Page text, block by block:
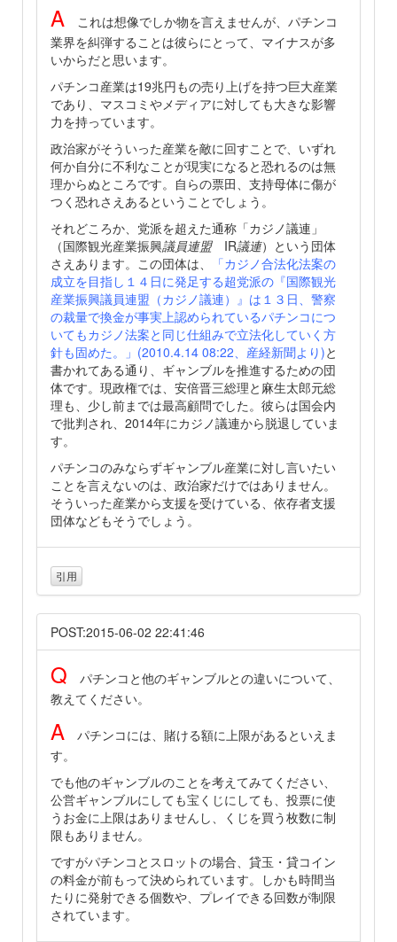
A これは想像でしか物を言えませんが、パチンコ
業界を糾弾することは彼らにとって、マイナスが多
いからだと思います。
パチンコ産業は19兆円もの売り上げを持つ巨大産業
であり、マスコミやメディアに対しても大きな影響
力を持っています。
政治家がそういった産業を敵に回すことで、いずれ
何か自分に不利なことが現実になると恐れるのは無
理からぬところです。自らの票田、支持母体に傷が
つく恐れさえあるということでしょう。
それどころか、党派を超えた通称「カジノ議連」
（国際観光産業振興議員連盟 IR議連）という団体
さえあります。この団体は、
「カジノ合法化法案の
成立を目指し１４日に発足する超党派の『国際観光
産業振興議員連盟（カジノ議連）』は１３日、警察
の裁量で換金が事実上認められているパチンコにつ
いてもカジノ法案と同じ仕組みで立法化していく方
針も固めた。」(2010.4.14 08:22、産経新聞より)と
書かれてある通り、ギャンブルを推進するための団
体です。現政権では、安倍晋三総理と麻生太郎元総
理も、少し前までは最高顧問でした。彼らは国会内
で批判され、2014年にカジノ議連から脱退していま
す。
パチンコのみならずギャンブル産業に対し言いたい
ことを言えないのは、政治家だけではありません。
そういった産業から支援を受けている、依存者支援
団体などもそうでしょう。
引用
POST:2015-06-02 22:41:46
Q パチンコと他のギャンブルとの違いについて、
教えてください。
A パチンコには、賭ける額に上限があるといえま
す。
でも他のギャンブルのことを考えてみてください、
公営ギャンブルにしても宝くじにしても、投票に使
うお金に上限はありませんし、くじを買う枚数に制
限もありません。
ですがパチンコとスロットの場合、貸玉・貸コイン
の料金が前もって決められています。しかも時間当
たりに発射できる個数や、プレイできる回数が制限
されています。